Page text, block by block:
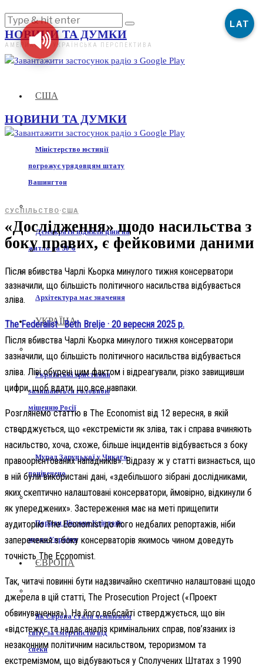
НОВИНИ ТА ДУМКИ
АМЕРИКАНО-УКРАЇНСЬКА ПЕРСПЕКТИВА
США
Міністерство юстиції
погрожує урядовцям штату
Вашингтон
Демократи підняли ціни на
житло на 30%
Архітектура має значення
УКРАЇНА
Українські християни
залишаються головною
мішенню Росії
Мурал Заруцької у Чикаго
понівечено
Поради Ніксона Клінтону
щодо України
ЄВРОПА
Як Європа стала чемпіоном
світу за смертністю від
спеки
НОВИНИ ТА ДУМКИ
СУСПІЛЬСТВО·США
«Дослідження» щодо насильства з
боку правих, є фейковими даними
Після вбивства Чарлі Кьорка минулого тижня консерватори
зазначили, що більшість політичного насильства відбувається
зліва.
The Federalist · Beth Brelje · 20 вересня 2025 р.
Після вбивства Чарлі Кьорка минулого тижня консерватори
зазначили, що більшість політичного насильства відбувається
зліва. Ліві обурені цим фактом і відреагували, різко завищивши
цифри, щоб вдати, що все навпаки.
Розглянемо статтю в The Economist від 12 вересня, в якій
стверджується, що «екстремісти як зліва, так і справа вчиняють
насильство, хоча, схоже, більше інцидентів відбувається з боку
правоорієнтованих нападників». Відразу ж у статті визнається, що
в ній були використані дані, «здебільшого зібрані дослідниками,
яких скептично налаштовані консерватори, ймовірно, відкинули б
як упереджених». Застереження має на меті прищепити
аудиторію The Economist до його недбалих репортажів, ніби
заперечення з боку консерваторів якимось чином доведуть
точність The Economist.
Так, читачі повинні бути надзвичайно скептично налаштовані щодо
джерела в цій статті, The Prosecution Project («Проект
обвинувачення»). На його вебсайті стверджується, що він
«відстежує та надає аналіз кримінальних справ, пов’язаних із
незаконним політичним насильством, тероризмом та
екстремізмом, що відбуваються у Сполучених Штатах з 1990
LAT